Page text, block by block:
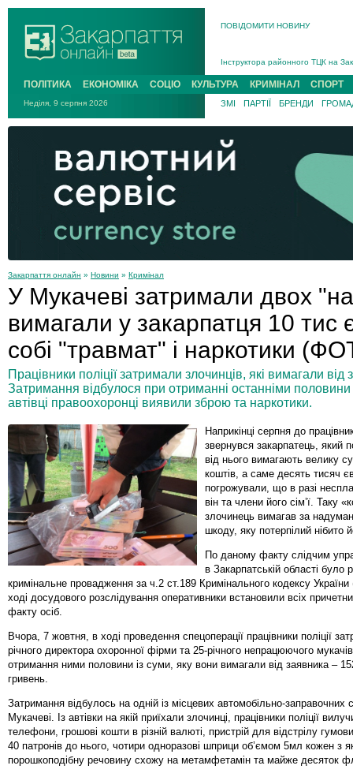
ПОВІДОМИТИ НОВИНУ
На війні загинув 26-річний
В Ужгороді попрощаються із
В Ужгороді 5 серпня
Підтвердили загибель
На війні з рф поліг військовий з
На війні загинув 26-річний
ПОЛІТИКА ЕКОНОМІКА СОЦІО КУЛЬТУРА КРИМІНАЛ СПОРТ
Неділя, 9 серпня 2026 ЗМІ ПАРТІЇ БРЕНДИ
Закарпаття онлайн » Новини » Кримінал
У Мукачеві затримали двох
вимагали у закарпатця 10
собі "травмат" і наркотики
Працівники поліції затримали злочинців, які вимагали
Затримання відбулося при отриманні останніми половини
автівці правоохоронці виявили зброю та наркотики.
Наприкінці серпня до
звернувся закарпатець, який
від нього вимагають велику
коштів, а саме десять тисяч
погрожували, що в разі
він та члени його сім’ї. Таку
злочинець вимагав за
шкоду, яку потерпілий нібито
По даному факту слідчим
в Закарпатській області було
кримінальне провадження за ч.2 ст.189 Кримінального кодексу
ході досудового розслідування оперативники встановили всіх
факту осіб.
Вчора, 7 жовтня, в ході проведення спецоперації працівники поліції
річного директора охоронної фірми та 25-річного непрацюючого
отримання ними половини із суми, яку вони вимагали від заявника –
гривень.
Затримання відбулось на одній із місцевих автомобільно-заправочних
Мукачеві. Із автівки на якій приїхали злочинці, працівники поліції
телефони, грошові кошти в різній валюті, пристрій для відстрілу
40 патронів до нього, чотири одноразові шприци об’ємом 5мл кожен з
порошкоподібну речовину схожу на метамфетамін та майже десяток